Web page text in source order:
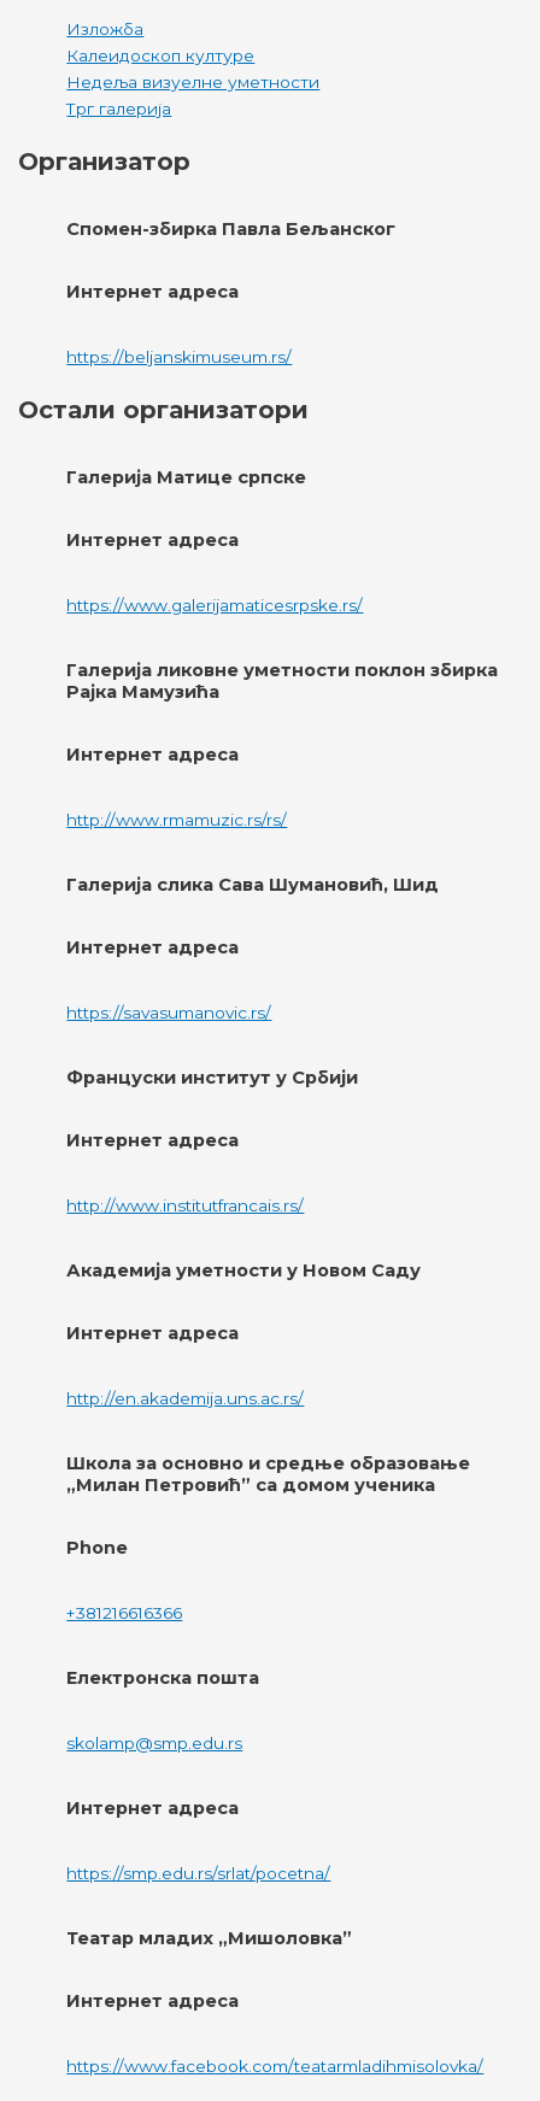
Изложба
Калеидоскоп културе
Недеља визуелне уметности
Трг галерија
Организатор
Спомен-збирка Павла Бељанског
Интернет адреса
https://beljanskimuseum.rs/
Остали организатори
Галерија Матице српске
Интернет адреса
https://www.galerijamaticesrpske.rs/
Галерија ликовне уметности поклон збирка
Рајка Мамузића
Интернет адреса
http://www.rmamuzic.rs/rs/
Галерија слика Сава Шумановић, Шид
Интернет адреса
https://savasumanovic.rs/
Француски институт у Србији
Интернет адреса
http://www.institutfrancais.rs/
Академија уметности у Новом Саду
Интернет адреса
http://en.akademija.uns.ac.rs/
Школа за основно и средње образовање
„Милан Петровић” са домом ученика
Phone
+381216616366
Електронска пошта
skolamp@smp.edu.rs
Интернет адреса
https://smp.edu.rs/srlat/pocetna/
Театар младих „Мишоловка”
Интернет адреса
https://www.facebook.com/teatarmladihmisolovka/